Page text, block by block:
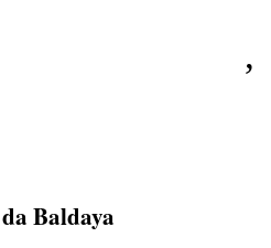
,
Baldaya